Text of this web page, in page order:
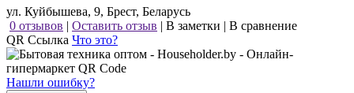
ул. Куйбышева, 9, Брест, Беларусь
0 отзывов | Оставить отзыв | В заметки | В сравнение
QR Ссылка Что это?
Нашли ошибку?